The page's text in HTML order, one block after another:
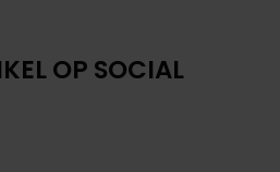
OP SOCIAL